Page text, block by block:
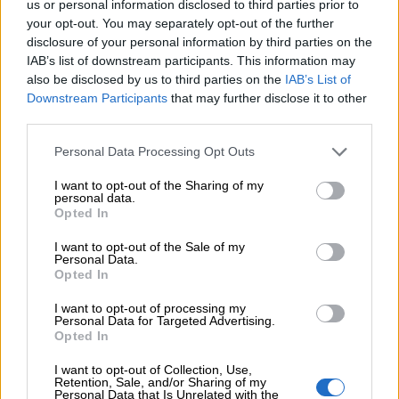
us or personal information disclosed to third parties prior to
your opt-out. You may separately opt-out of the further
disclosure of your personal information by third parties on the
IAB’s list of downstream participants. This information may
also be disclosed by us to third parties on the IAB’s List of
Downstream Participants that may further disclose it to other
Personal Data Processing Opt Outs
I want to opt-out of the Sharing of my
personal data.
Opted In
I want to opt-out of the Sale of my
Personal Data.
Opted In
I want to opt-out of processing my
Personal Data for Targeted Advertising.
Opted In
I want to opt-out of Collection, Use,
Retention, Sale, and/or Sharing of my
Personal Data that Is Unrelated with the
διαμεσολαβητών
ΠΕΡΙΣΣΟΤΕΡΑ